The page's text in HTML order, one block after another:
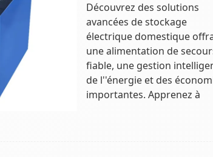
Découvrez des solutions
avancées de stockage
électrique domestique
une alimentation de
fiable, une gestion
de l''énergie et des
importantes. Apprenez à